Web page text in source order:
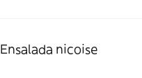
Ensalada nicoise